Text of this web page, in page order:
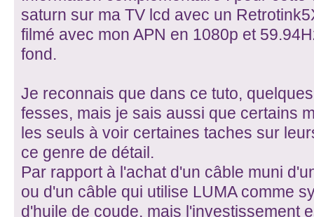
saturn sur ma TV lcd avec un
filmé avec mon APN en 1080p et
fond.
Je reconnais que dans ce tuto,
fesses, mais je sais aussi que certains
les seuls à voir certaines taches sur
ce genre de détail.
Par rapport à l'achat d'un câble muni
ou d'un câble qui utilise LUMA comme
d'huile de coude, mais l'investissement